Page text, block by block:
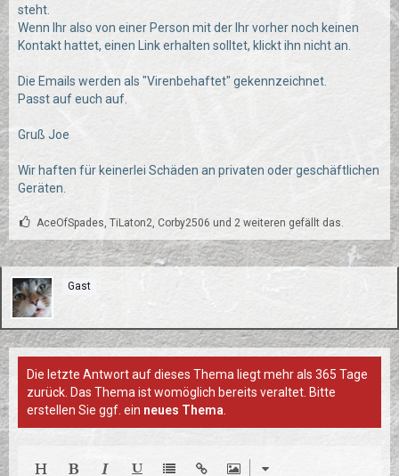
steht.
Wenn Ihr also von einer Person mit der Ihr vorher noch keinen
Kontakt hattet, einen Link erhalten solltet, klickt ihn nicht an.
Die Emails werden als "Virenbehaftet" gekennzeichnet.
Passt auf euch auf.
Gruß Joe
Wir haften für keinerlei Schäden an privaten oder geschäftlichen
Geräten.
AceOfSpades, TiLaton2, Corby2506 und 2 weiteren gefällt das.
Gast
Die letzte Antwort auf dieses Thema liegt mehr als 365 Tage
zurück. Das Thema ist womöglich bereits veraltet. Bitte
erstellen Sie ggf. ein neues Thema